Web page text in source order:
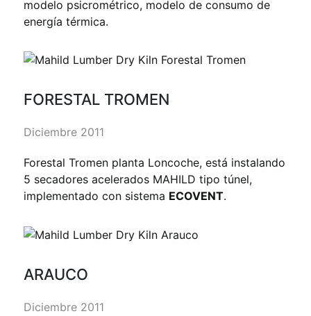
modelo psicrométrico, modelo de consumo de
energía térmica.
FORESTAL TROMEN
Diciembre 2011
Forestal Tromen planta Loncoche, está instalando
5 secadores acelerados MAHILD tipo túnel,
implementado con sistema ECOVENT.
ARAUCO
Diciembre 2011